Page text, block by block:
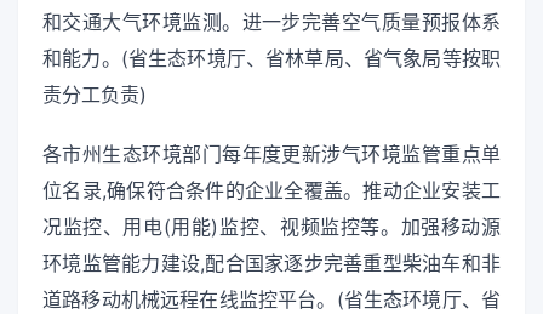
和交通大气环境监测。进一步完善空气质量预报体系
和能力。(省生态环境厅、省林草局、省气象局等按职
责分工负责)
各市州生态环境部门每年度更新涉气环境监管重点单
位名录,确保符合条件的企业全覆盖。推动企业安装工
况监控、用电(用能)监控、视频监控等。加强移动源
环境监管能力建设,配合国家逐步完善重型柴油车和非
道路移动机械远程在线监控平台。(省生态环境厅、省